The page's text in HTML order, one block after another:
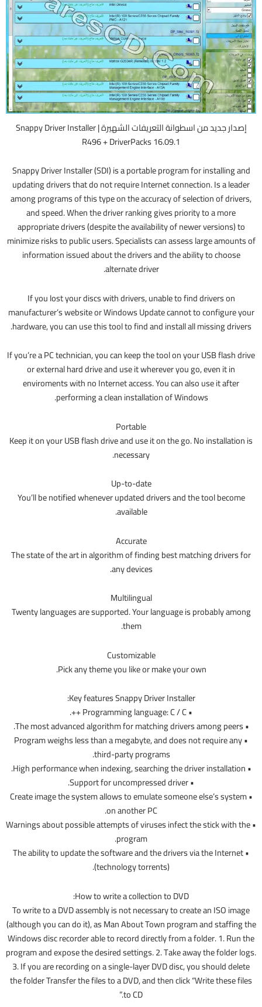
إصدار جديد من اسطوانة التعريفات الشهيرة | Snappy Driver Installer
R496 + DriverPacks 16.09.1
Snappy Driver Installer (SDI) is a portable program for installing and
updating drivers that do not require Internet connection. Is a leader
among programs of this type on the accuracy of selection of drivers,
and speed. When the driver ranking gives priority to a more
appropriate drivers (despite the availability of newer versions) to
minimize risks to public users. Specialists can assess large amounts of
information issued about the drivers and the ability to choose
alternate driver.
If you lost your discs with drivers, unable to find drivers on
manufacturer’s website or Windows Update cannot to configure your
hardware, you can use this tool to find and install all missing drivers.
If you’re a PC technician, you can keep the tool on your USB flash drive
or external hard drive and use it wherever you go, even it in
enviroments with no Internet access. You can also use it after
performing a clean installation of Windows.
Portable
Keep it on your USB flash drive and use it on the go. No installation is
necessary.
Up-to-date
You’ll be notified whenever updated drivers and the tool become
available.
Accurate
The state of the art in algorithm of finding best matching drivers for
any devices.
Multilingual
Twenty languages are supported. Your language is probably among
them.
Customizable
Pick any theme you like or make your own.
Key features Snappy Driver Installer:
• Programming language: C / C ++.
• The most advanced algorithm for matching drivers among peers.
• Program weighs less than a megabyte, and does not require any
third-party programs.
• High performance when indexing, searching the driver installation.
• Support for uncompressed driver.
• Create image the system allows to emulate someone else’s system
on another PC.
• Warnings about possible attempts of viruses infect the stick with the
program.
• The ability to update the software and the drivers via the Internet
(technology torrents).
How to write a collection to DVD:
To write to a DVD assembly is not necessary to create an ISO image
(although you can do it), as Man About Town program and staffing the
Windows disc recorder able to record directly from a folder. 1. Run the
program and expose the desired settings. 2. Take away the folder logs.
3. If you are recording on a single-layer DVD disc, you should delete
the folder Transfer the files to a DVD, and then click “Write these files
to CD.”